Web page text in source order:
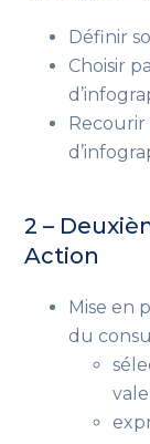
Définir
Choisir
2 –
Action
Mise en
du